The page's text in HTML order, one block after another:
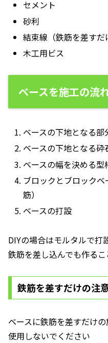
セメント
砂利
結束線（鉄筋を差すだ
木工用ビス
ベースを施工の流
ベースの下地となる部
ベースの下地となる砕
ベースの幅を決める型
ブロックとブロック
筋）
ベースの打設
DIYの場合はモルタルで打
鉄筋を差し込んでも作る
鉄筋を差すだけの注
ベースに鉄筋を差すだけ
使用しないでください